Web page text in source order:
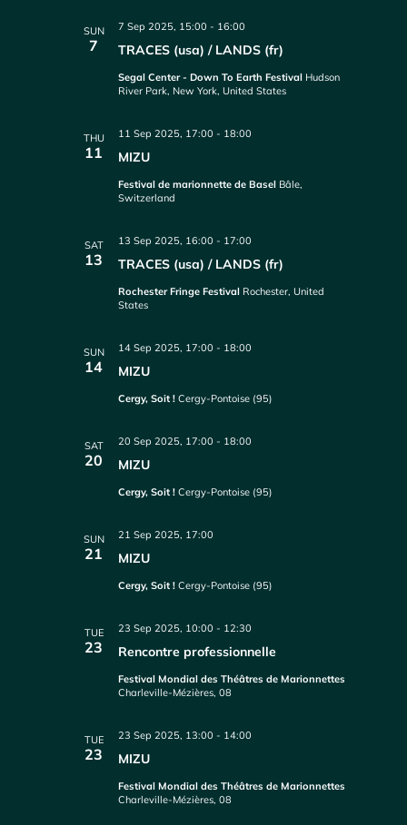
SUN
7 TRACES (usa) / LANDS (fr)
7 Sep 2025, 15:00 - 16:00
Segal Center - Down To Earth Festival Hudson
River Park, New York, United States
THU
11 MIZU
11 Sep 2025, 17:00 - 18:00
Festival de marionnette de Basel Bâle,
Switzerland
SAT
13 TRACES (usa) / LANDS (fr)
13 Sep 2025, 16:00 - 17:00
Rochester Fringe Festival Rochester, United
States
SUN
14 MIZU
14 Sep 2025, 17:00 - 18:00
Cergy, Soit !Cergy-Pontoise (95)
SAT
20 MIZU
20 Sep 2025, 17:00 - 18:00
Cergy, Soit !Cergy-Pontoise (95)
SUN
21 MIZU
21 Sep 2025, 17:00
Cergy, Soit !Cergy-Pontoise (95)
TUE
23 Rencontre professionnelle
23 Sep 2025, 10:00 - 12:30
Festival Mondial des Théâtres de Marionnettes
Charleville-Mézières, 08
TUE
23 MIZU
23 Sep 2025, 13:00 - 14:00
Festival Mondial des Théâtres de Marionnettes
Charleville-Mézières, 08